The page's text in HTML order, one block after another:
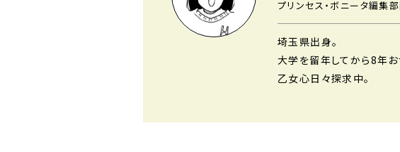
プリンセス・ボニータ編集
埼玉県出身。
大学を留年してから8年
乙女心日々探求中。